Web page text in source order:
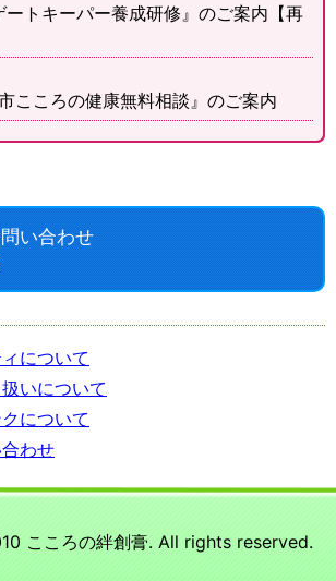
ートキーパー養成研修』のご案内【再
こころの健康無料相談』のご案内
い合わせ
について
いについて
について
わせ
こころの絆創膏. All rights reserved.